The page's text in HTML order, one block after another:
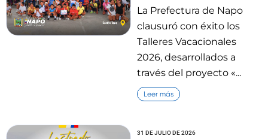
La Prefectura de Napo
clausuró con éxito los
Talleres Vacacionales
2026, desarrollados a
través del proyecto «...
Leer más
31 DE JULIO DE 2026